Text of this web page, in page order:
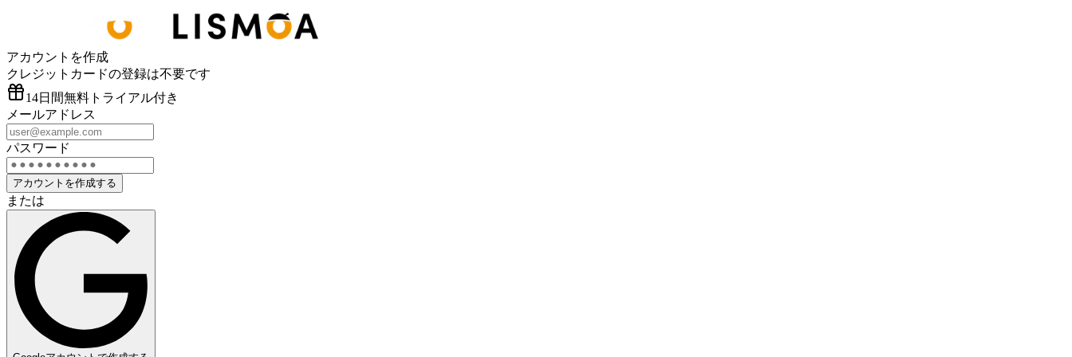
アカウントを作成
クレジットカードの登録は不要です
14日間無料トライアル付き
メールアドレス
パスワード
アカウントを作成する
または